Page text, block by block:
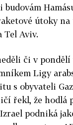
útoky na
Tel Aviv.
či v
Ligy
s obyvateli
řekl, že hodlá
podniká